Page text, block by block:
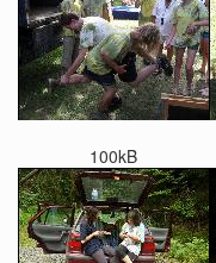
100kB